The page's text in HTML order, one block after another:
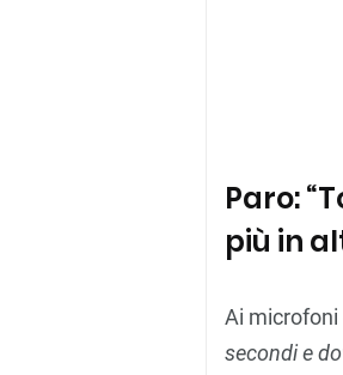
Paro:
più in
Ai microfoni
secondi e